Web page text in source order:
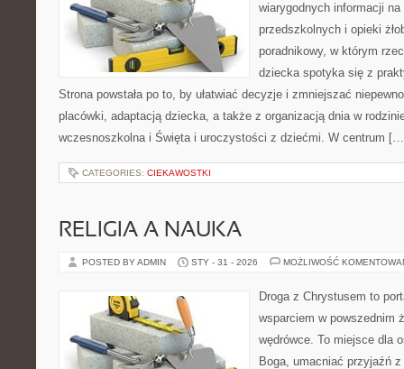
wiarygodnych informacji
przedszkolnych i opieki
poradnikowy, w którym
dziecka spotyka się z
Strona powstała po to, by ułatwiać decyzje i zmniejszać
placówki, adaptacją dziecka, a także z organizacją dnia w
wczesnoszkolna i Święta i uroczystości z dziećmi. W centrum
CATEGORIES: CIEKAWOSTKI
RELIGIA A NAUKA
POSTED BY ADMIN STY - 31 - 2026 MOŻLIWOŚĆ
Droga z Chrystusem to
wsparciem w powszednim
wędrówce. To miejsce dla
Boga, umacniać przyjaźń